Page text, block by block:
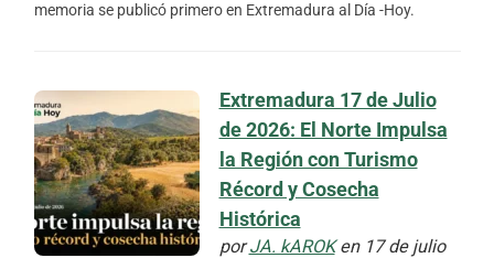
memoria se publicó primero en Extremadura al Día -Hoy.
Extremadura 17 de Julio
de 2026: El Norte Impulsa
la Región con Turismo
Récord y Cosecha
Histórica
porJA. kAROKen 17 de julio